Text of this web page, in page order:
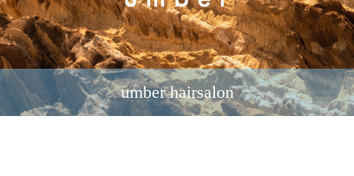
umber hairsalon